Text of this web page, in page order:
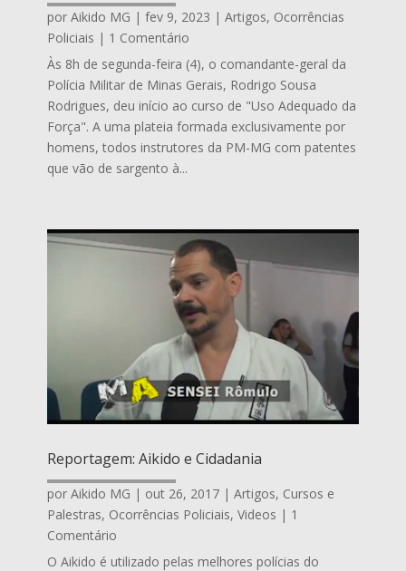
por Aikido MG | fev 9, 2023 | Artigos, Ocorrências
Policiais | 1 Comentário
Às 8h de segunda-feira (4), o comandante-geral da
Polícia Militar de Minas Gerais, Rodrigo Sousa
Rodrigues, deu início ao curso de "Uso Adequado da
Força". A uma plateia formada exclusivamente por
homens, todos instrutores da PM-MG com patentes
que vão de sargento à...
Reportagem: Aikido e Cidadania
por Aikido MG | out 26, 2017| Artigos, Cursos e
Palestras, Ocorrências Policiais, Videos | 1
Comentário
O Aikido é utilizado pelas melhores polícias do